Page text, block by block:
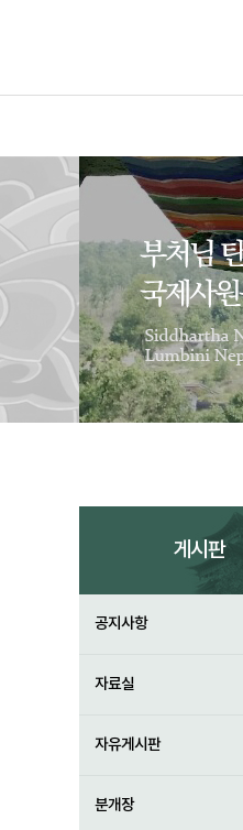
게시판
공지사항
자료실
자유게시판
분개장